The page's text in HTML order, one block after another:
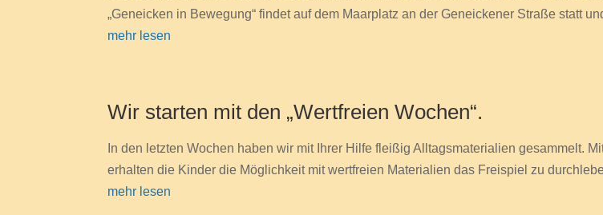
„Geneicken in Bewegung“ findet auf dem Maarplatz an der Geneickener Straße statt
mehr lesen
Wir starten mit den „Wertfreien Wochen“.
In den letzten Wochen haben wir mit Ihrer Hilfe fleißig Alltagsmaterialien gesammelt.
erhalten die Kinder die Möglichkeit mit wertfreien Materialien das Freispiel zu
mehr lesen